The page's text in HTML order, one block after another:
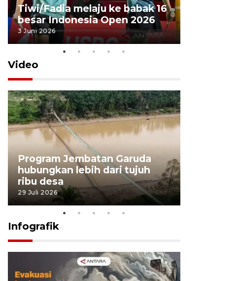
Tiwi/Fadia melaju ke babak 16
besar Indonesia Open 2026
3 Juni 2026
Video
Program Jembatan Garuda
hubungkan lebih dari tujuh
ribu desa
29 Juli 2026
Infografik